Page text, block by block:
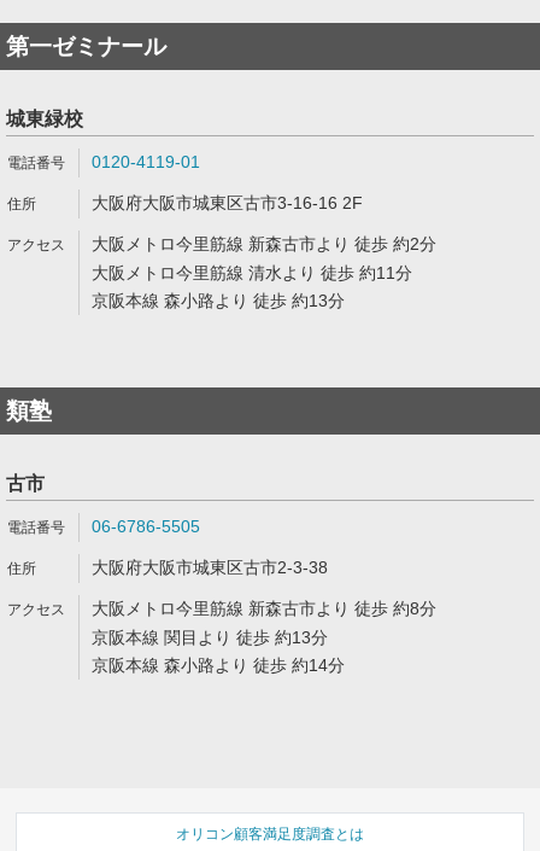
第一ゼミナール
城東緑校
0120-4119-01
大阪府大阪市城東区古市3-16-16 2F
大阪メトロ今里筋線 新森古市より 徒歩 約2分
大阪メトロ今里筋線 清水より 徒歩 約11分
京阪本線 森小路より 徒歩 約13分
類塾
古市
06-6786-5505
大阪府大阪市城東区古市2-3-38
大阪メトロ今里筋線 新森古市より 徒歩 約8分
京阪本線 関目より 徒歩 約13分
京阪本線 森小路より 徒歩 約14分
オリコン顧客満足度調査とは